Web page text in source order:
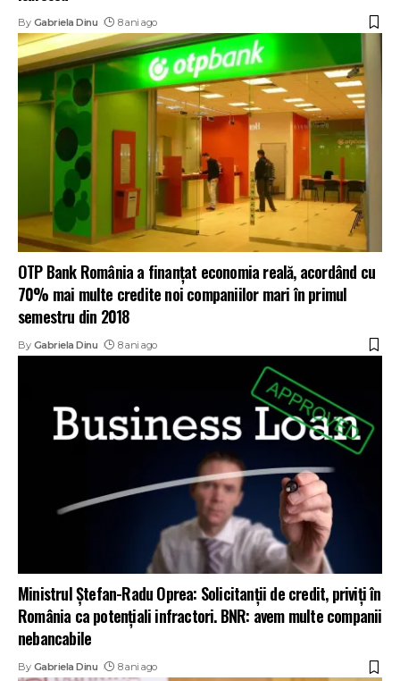
By Gabriela Dinu 8 ani ago
OTP Bank România a finanţat economia reală, acordând cu
70% mai multe credite noi companiilor mari în primul
semestru din 2018
By Gabriela Dinu 8 ani ago
Ministrul Ştefan-Radu Oprea: Solicitanţii de credit, priviţi în
România ca potenţiali infractori. BNR: avem multe companii
nebancabile
By Gabriela Dinu 8 ani ago